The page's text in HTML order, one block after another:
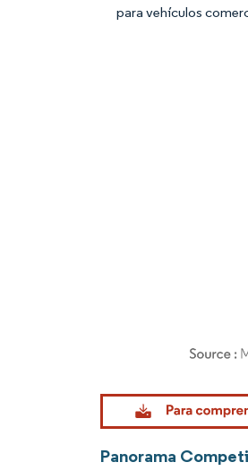
para vehículos
Imagen © Mordor
Panorama